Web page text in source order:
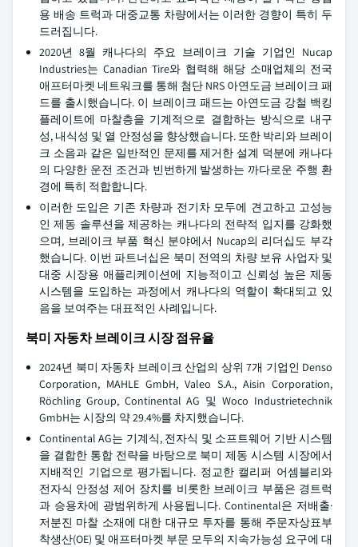
용 배송 트럭과 대중교통 차량에서는 이러한 경향이 특히 두
드러집니다.
2020년 8월 캐나다의 주요 브레이크 기술 기업인 Nucap
Industries는 Canadian Tire와 협력해 해당 소매업체의 전국
애프터마켓 네트워크를 통해 첨단 NRS 아연도금 브레이크 패
드를 출시했습니다. 이 브레이크 패드는 아연도금 강철 백킹
플레이트에 마찰층을 기계적으로 결합하는 방식으로 내구
성, 내식성 및 열 안정성을 향상했습니다. 또한 박리와 브레이
크 소음과 같은 일반적인 문제를 제거한 설계 덕분에 캐나다
의 다양한 운전 조건과 빈번하게 발생하는 까다로운 주행 환
경에 특히 적합합니다.
이러한 도입은 기존 차량과 전기차 모두에 견고하고 고성능
인 제동 솔루션을 제공하는 캐나다의 전략적 입지를 강화했
으며, 브레이크 부품 혁신 분야에서 Nucap의 리더십도 부각
했습니다. 이번 파트너십은 북미 전역의 차량 보유 사업자 및
대중 시장용 애플리케이션에 지능적이고 신뢰성 높은 제동
시스템을 도입하는 과정에서 캐나다의 역할이 확대되고 있
음을 보여주는 대표적인 사례입니다.
북미 자동차 브레이크 시장 점유율
2024년 북미 자동차 브레이크 산업의 상위 7개 기업인 Denso
Corporation, MAHLE GmbH, Valeo S.A., Aisin Corporation,
Röchling Group, Continental AG 및 Woco Industrietechnik
GmbH는 시장의 약 29.4%를 차지했습니다.
Continental AG는 기계식, 전자식 및 소프트웨어 기반 시스템
을 결합한 통합 전략을 바탕으로 북미 제동 시스템 시장에서
지배적인 기업으로 평가됩니다. 정교한 캘리퍼 어셈블리와
전자식 안정성 제어 장치를 비롯한 브레이크 부품은 경트럭
과 승용차에 광범위하게 사용됩니다. Continental은 저배출·
저분진 마찰 소재에 대한 대규모 투자를 통해 주문자상표부
착생산(OE) 및 애프터마켓 부문 모두의 지속가능성 요구에 대